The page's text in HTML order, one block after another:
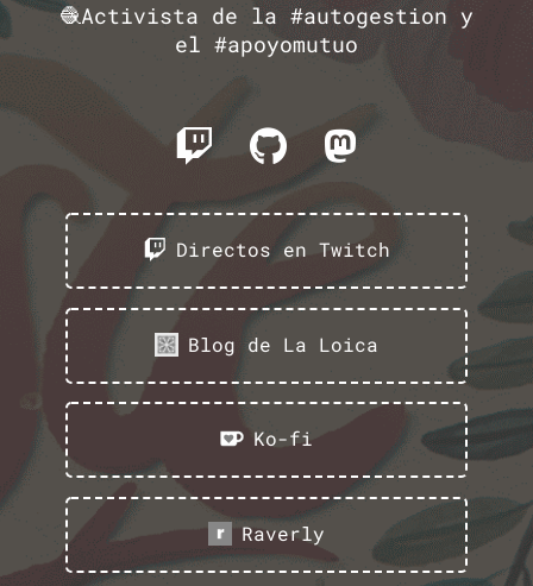
🧶Activista de la #autogestion y
el #apoyomutuo
Directos en Twitch
Blog de La Loica
Ko-fi
Raverly